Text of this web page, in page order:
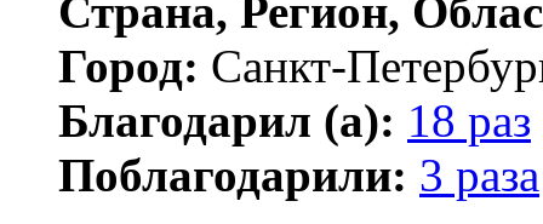
Страна, Регион,
Город: Санкт-
Благодарил (а): 18 раз
Поблагодарили: 3 раза